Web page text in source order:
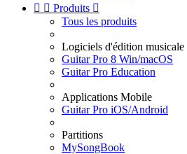
  Produits 
Tous les produits
Logiciels d'édition musicale
Guitar Pro 8 Win/macOS
Guitar Pro Education
Applications Mobile
Guitar Pro iOS/Android
Partitions
MySongBook